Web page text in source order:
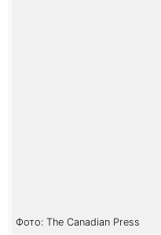
Фото: The Canadian Press